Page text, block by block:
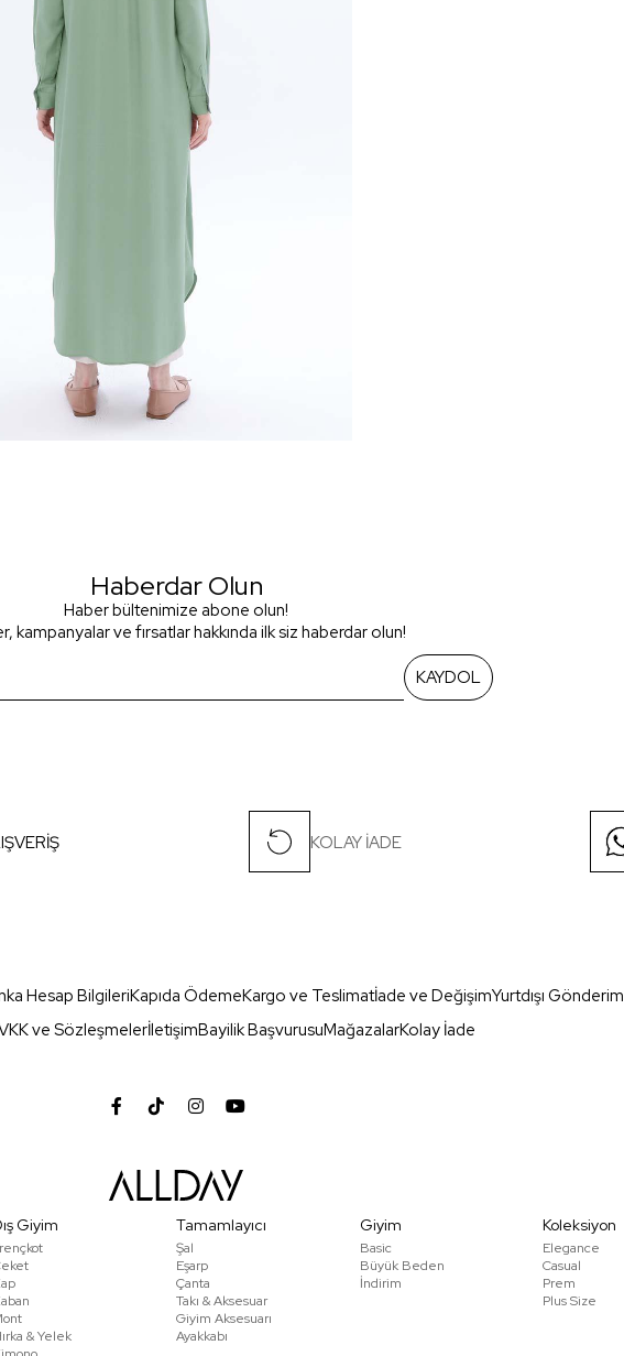
Haberdar Olun
Haber bültenimize abone olun!
kampanyalar ve fırsatlar hakkında ilk siz haberdar olun!
KAYDOL
KOLAY İADE
Hesap BilgileriKapıda ÖdemeKargo ve Teslimatİade ve DeğişimYurtdışı Gönderim
ve SözleşmelerİletişimBayilik BaşvurusuMağazalarKolay İade
Giyim
& Yelek
Tamamlayıcı
Şal
Eşarp
Çanta
Takı & Aksesuar
Giyim Aksesuarı
Ayakkabı
Giyim
Basic
Büyük Beden
İndirim
Koleksiyon
Elegance
Casual
Prem
Plus Size